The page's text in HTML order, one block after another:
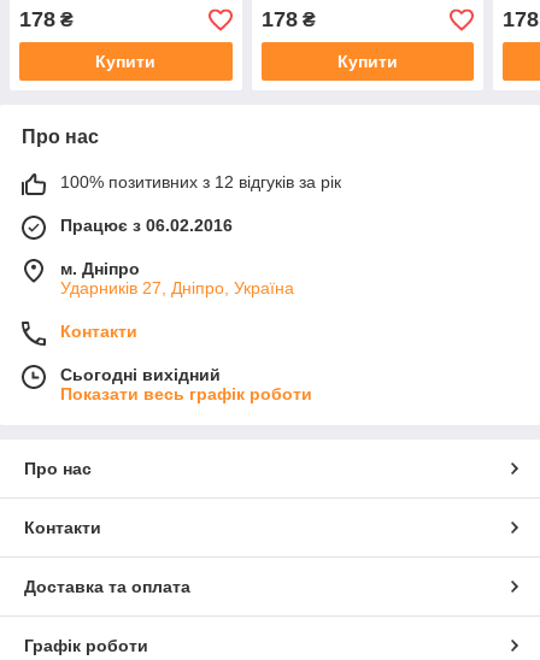
178 ₴
Купити
178₴
Купити
178
Про нас
100% позитивних з 12 відгуків за рік
Працює з 06.02.2016
м. Дніпро
Ударників 27, Дніпро, Україна
Контакти
Сьогодні вихідний
Показати весь графік роботи
Про нас
Контакти
Доставка та оплата
Графік роботи